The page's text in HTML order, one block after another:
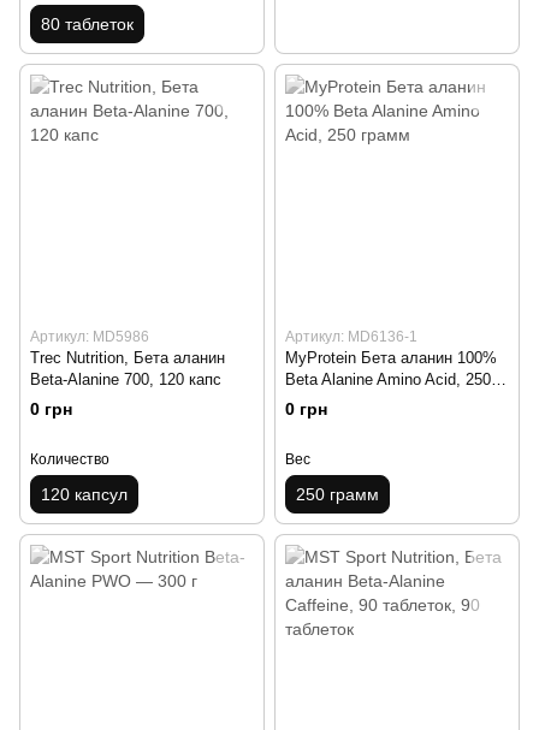
80 таблеток
Артикул: MD5986
Trec Nutrition, Бета аланин
Beta-Alanine 700, 120 капс
0 грн
Количество
120 капсул
Артикул: MD6136-1
MyProtein Бета аланин 100%
Beta Alanine Amino Acid, 250
грамм
0 грн
Вес
250 грамм